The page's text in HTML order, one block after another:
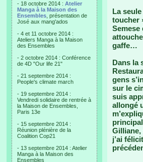
- 18 octobre 2014 : Atelier
Manga à la Maison des
Ensembles , présentation de
José aux mang'ados
- 4 et 11 octobre 2014 :
Ateliers Manga à la Maison
des Ensembles
- 2 octobre 2014 : Conférence
de 4D "Our life 21"
- 21 septembre 2014 :
People's climate march
- 19 septembre 2014 :
Vendredi solidaire de rentrée à
la Maison de Ensembles,
Paris 13e
- 15 septembre 2014 :
Réunion plénière de la
Coalition Cop21
- 13 septembre 2014 : Atelier
Manga à la Maison des
Ensembles
La
toucher
Semese
gaffe…
Dans la
gens
sur le
suis
allongé
Gilliane,
j’ai